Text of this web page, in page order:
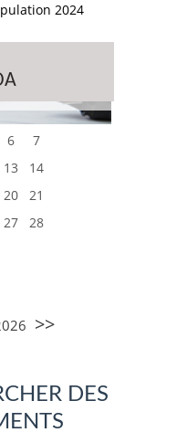
2024
6
7
13
14
20
21
27
28
>>
DES